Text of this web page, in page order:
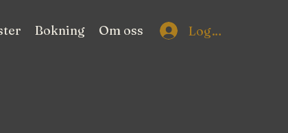
Bokning Om oss Logga in